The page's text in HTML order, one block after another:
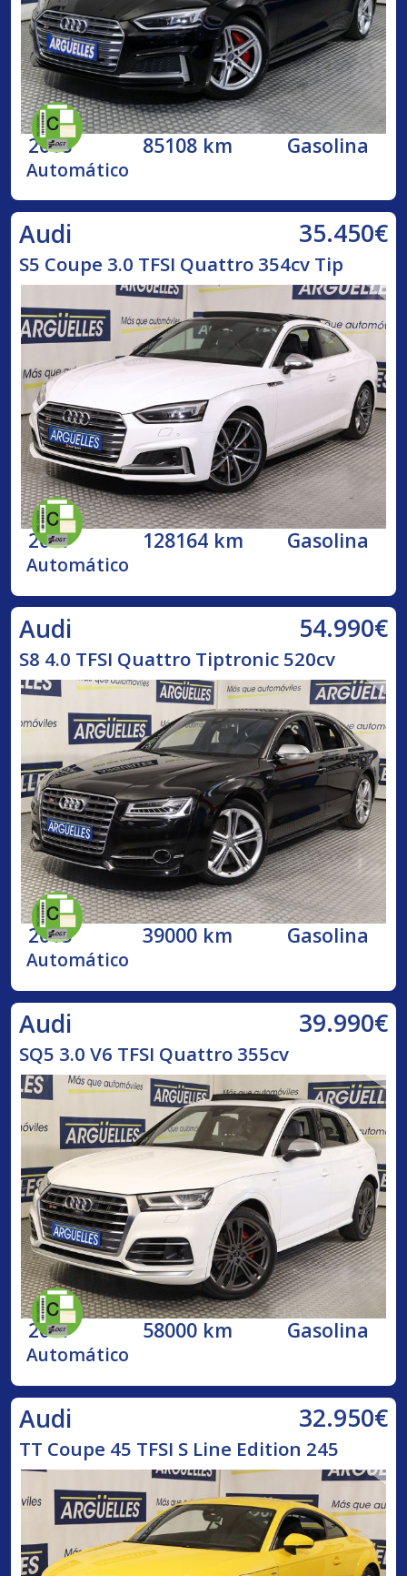
2018 85108 km Gasolina
Automático
Audi 35.450€
S5 Coupe 3.0 TFSI Quattro 354cv Tip
2017 128164 km Gasolina
Automático
Audi 54.990€
S8 4.0 TFSI Quattro Tiptronic 520cv
2015 39000 km Gasolina
Automático
Audi 39.990€
SQ5 3.0 V6 TFSI Quattro 355cv
2017 58000 km Gasolina
Automático
Audi 32.950€
TT Coupe 45 TFSI S Line Edition 245